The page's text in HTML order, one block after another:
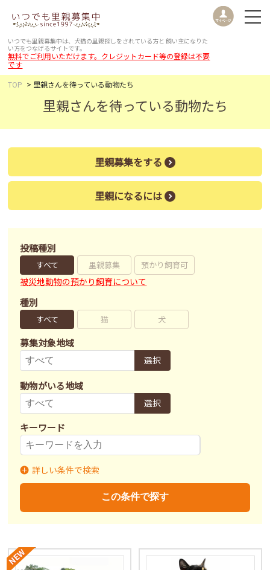
いつでも里親募集中は、犬猫の里親探しをされている方と 飼い主になりた
い方をつなげるサイトです。
無料でご利用いただけます。クレジットカード等の登録は不要
です
TOP
里親さんを待っている動物たち
里親さんを待っている動物たち
里親募集をする
里親になるには
投稿種別
すべて 里親募集 預かり飼育可
被災地動物の預かり飼育について
種別
すべて 猫 犬
募集対象地域
選択
動物がいる地域
選択
キーワード
募集状況
不妊去勢手術
済 未 不明
詳しい条件で検索
この条件で探す